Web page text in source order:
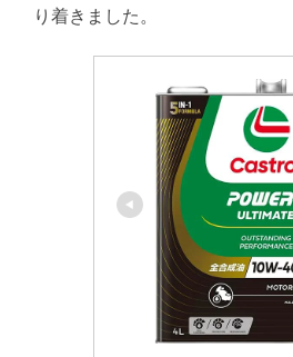
り着きました。